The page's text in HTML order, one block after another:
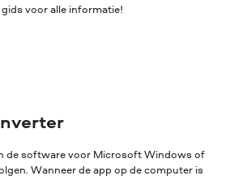
voor alle informatie!
de software voor Microsoft Windows of
Wanneer de app op de computer is